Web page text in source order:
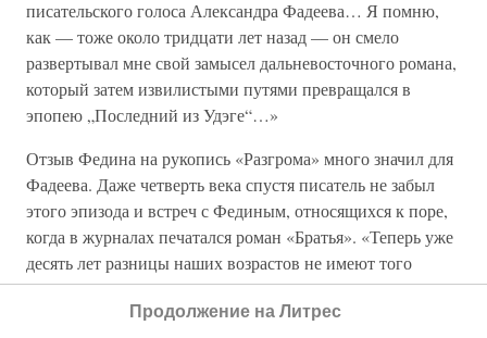
писательского голоса Александра Фадеева… Я помню,
как — тоже около тридцати лет назад — он смело
развертывал мне свой замысел дальневосточного романа,
который затем извилистыми путями превращался в
эпопею „Последний из Удэге“…»
Отзыв Федина на рукопись «Разгрома» много значил для
Фадеева. Даже четверть века спустя писатель не забыл
этого эпизода и встреч с Фединым, относящихся к поре,
когда в журналах печатался роман «Братья». «Теперь уже
десять лет разницы наших возрастов не имеют того
значения, какое они имели двадцать пять лет назад, —
писал Фадеев Федину в марте 1952 года. — Тогда ты был
Продолжение на Литрес